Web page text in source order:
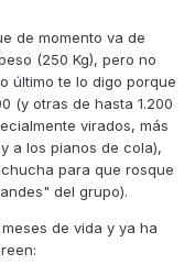
de momento va de
(250 Kg), pero no
último te lo digo porque
(y otras de hasta 1.200
virados, más
a los pianos de cola),
para que rosque
del grupo).
de vida y ya ha